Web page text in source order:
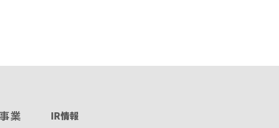
業
IR情報